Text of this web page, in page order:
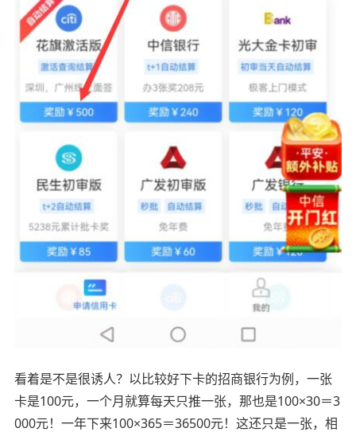
看着是不是很诱人？以比较好下卡的招商银行为例，一张
卡是100元，一个月就算每天只推一张，那也是100×30＝3
000元！一年下来100×365＝36500元！这还只是一张，相